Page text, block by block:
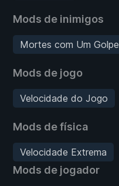
Mods de inimigos
Mortes com Um Golpe
Mods de jogo
Velocidade do Jogo
Mods de física
Velocidade Extrema
Mods de jogador